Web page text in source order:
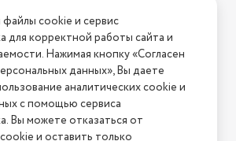
Условия возврата
ошибку на сайте? Напишите нам
магазин "АстМаркет". У нас есть всё!
cookie и сервис
для корректной работы сайта и
Нажимая кнопку «Согласен
данных», Вы даете
аналитических cookie и
с помощью сервиса
Вы можете отказаться от
и оставить только